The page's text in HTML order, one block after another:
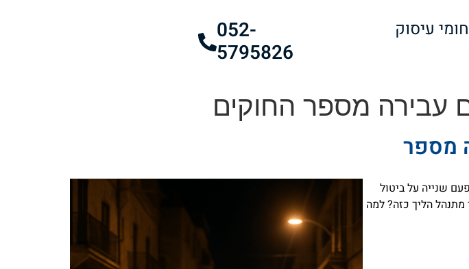
עיסוק
052-
5795826
עבירה מספר החוקים
מספר
שנייה על ביטול
השוטטות. איך מתנהל הליך כזה? למה